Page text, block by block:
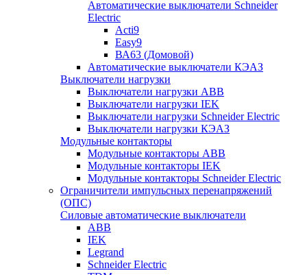
Автоматические выключатели Schneider
Electric
Acti9
Easy9
ВА63 (Домовой)
Автоматические выключатели КЭАЗ
Выключатели нагрузки
Выключатели нагрузки ABB
Выключатели нагрузки IEK
Выключатели нагрузки Schneider Electric
Выключатели нагрузки КЭАЗ
Модульные контакторы
Модульные контакторы ABB
Модульные контакторы IEK
Модульные контакторы Schneider Electric
Ограничители импульсных перенапряжений
(ОПС)
Силовые автоматические выключатели
ABB
IEK
Legrand
Schneider Electric